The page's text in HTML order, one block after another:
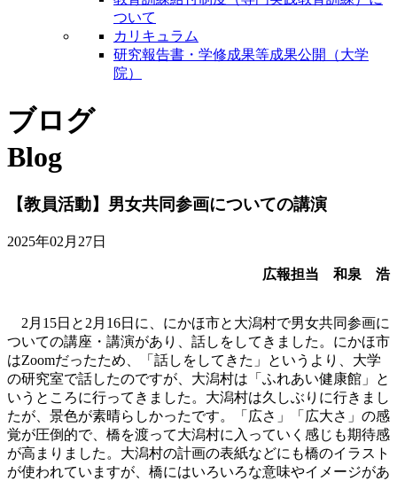
ついて
カリキュラム
研究報告書・学修成果等成果公開（大学
院）
ブログ
Blog
【教員活動】男女共同参画についての講演
2025年02月27日
広報担当 和泉 浩
2月15日と2月16日に、にかほ市と大潟村で男女共同参画に
ついての講座・講演があり、話しをしてきました。にかほ市
はZoomだったため、「話しをしてきた」というより、大学
の研究室で話したのですが、大潟村は「ふれあい健康館」と
いうところに行ってきました。大潟村は久しぶりに行きまし
たが、景色が素晴らしかったです。「広さ」「広大さ」の感
覚が圧倒的で、橋を渡って大潟村に入っていく感じも期待感
が高まりました。大潟村の計画の表紙などにも橋のイラスト
が使われていますが、橋にはいろいろな意味やイメージがあ